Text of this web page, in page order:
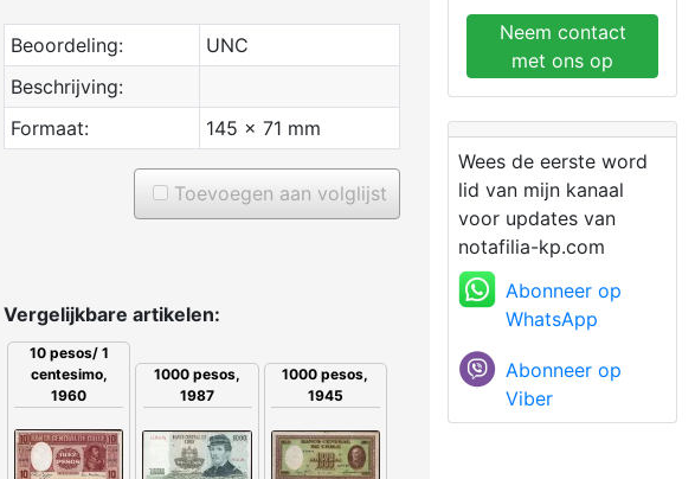
Beoordeling:
UNC
Beschrijving:
Formaat:
145 x 71 mm
Toevoegen aan volglijst
Vergelijkbare artikelen:
10 pesos/ 1
centesimo,
1960
1000 pesos,
1987
1000 pesos,
1945
Neem contact
met ons op
Wees de eerste word
lid van mijn kanaal
voor updates van
notafilia-kp.com
Abonneer op
WhatsApp
Abonneer op
Viber